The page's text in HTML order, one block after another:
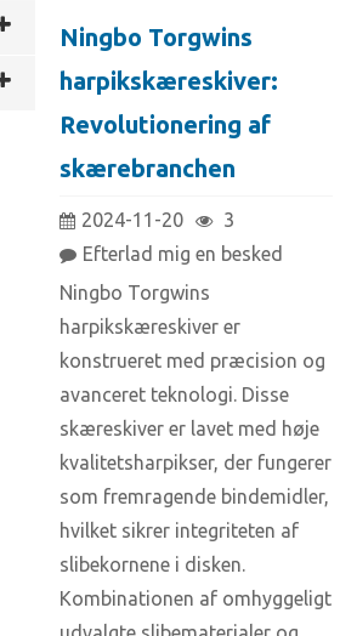
Ningbo Torgwins
harpikskæreskiver:
Revolutionering af
skærebranchen
2024-11-20
3
Efterlad mig en besked
Ningbo Torgwins
harpikskæreskiver er
konstrueret med præcision og
avanceret teknologi. Disse
skæreskiver er lavet med høje
kvalitetsharpikser, der fungerer
som fremragende bindemidler,
hvilket sikrer integriteten af ​​
slibekornene i disken.
Kombinationen af ​​omhyggeligt